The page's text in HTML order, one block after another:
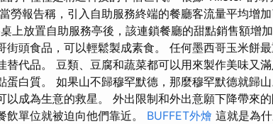
勞報告稱，引入自助服務終端的餐廳客流量平均增
上放置自助服務亭後，該連鎖餐廳的甜點銷售額增
街頭食品，可以輕鬆製成素食。 任何墨西哥玉米餅
替代品。 豆類、豆腐和蔬菜都可以用來製作美味又
蛋白質。 如果山不歸穆罕默德，那麼穆罕默德就歸
以成為生意的救星。 外出限制和外出意願下降帶來
飲單位就被迫向他們靠近。 BUFFET外燴 這就是為